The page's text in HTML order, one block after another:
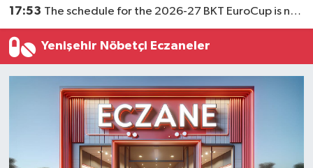
17:53 The schedule for the 2026-27 BKT EuroCup is now public
Yenişehir Nöbetçi Eczaneler
Tüm Manşetler
Son Dakika Haberleri